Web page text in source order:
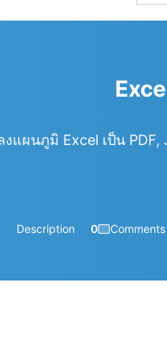
แผนภูมิ Excel เป็น PDF,
Description 0 Comments